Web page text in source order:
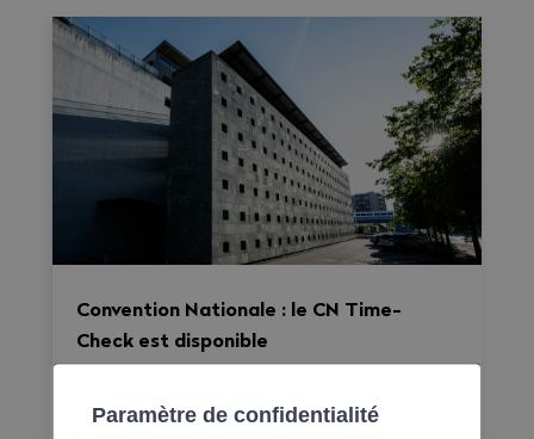
Convention Nationale : le CN Time-
Check est disponible
désormais à disposition des entreprises et
Paramètre de confidentialité